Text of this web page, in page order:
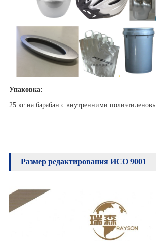
Упаковка:
25 кг на барабан с внутренними
Размер редактирования ИСО 9001